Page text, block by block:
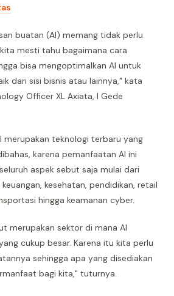
buatan (AI) memang tidak perlu
mesti tahu bagaimana cara
bisa mengoptimalkan AI untuk
dari sisi bisnis atau lainnya," kata
Officer XL Axiata, I Gede
merupakan teknologi terbaru yang
karena pemanfaatan AI ini
aspek sebut saja mulai dari
kesehatan, pendidikan, retail
hingga keamanan cyber.
merupakan sektor di mana AI
cukup besar. Karena itu kita perlu
sehingga apa yang disediakan
bagi kita," tuturnya.